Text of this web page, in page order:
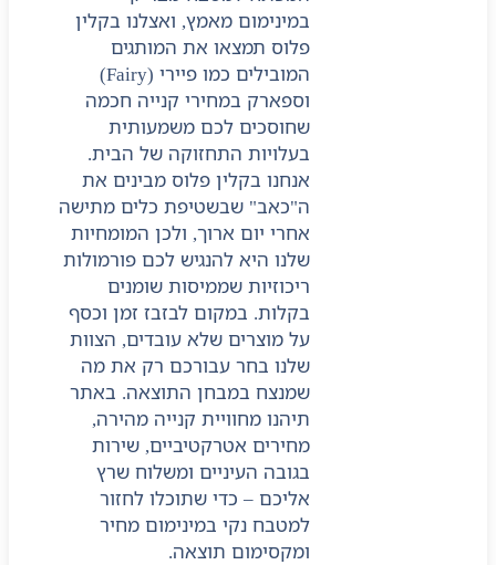
במינימום מאמץ, ואצלנו בקלין
פלוס תמצאו את המותגים
המובילים כמו פיירי (Fairy)
וספארק במחירי קנייה חכמה
שחוסכים לכם משמעותית
בעלויות התחזוקה של הבית.
אנחנו בקלין פלוס מבינים את
ה"כאב" שבשטיפת כלים מתישה
אחרי יום ארוך, ולכן המומחיות
שלנו היא להנגיש לכם פורמולות
ריכוזיות שממיסות שומנים
בקלות. במקום לבזבז זמן וכסף
על מוצרים שלא עובדים, הצוות
שלנו בחר עבורכם רק את מה
שמנצח במבחן התוצאה. באתר
תיהנו מחוויית קנייה מהירה,
מחירים אטרקטיביים, שירות
בגובה העיניים ומשלוח שרץ
אליכם – כדי שתוכלו לחזור
למטבח נקי במינימום מחיר
ומקסימום תוצאה.